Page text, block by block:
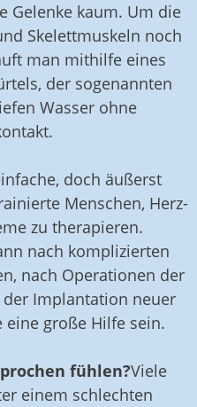
Gelenke kaum. Um die
Skelettmuskeln noch
man mithilfe eines
der sogenannten
Wasser ohne
doch äußerst
Menschen, Herz-
zu therapieren.
nach komplizierten
nach Operationen der
Implantation neuer
eine große Hilfe sein.
fühlen?Viele
einem schlechten